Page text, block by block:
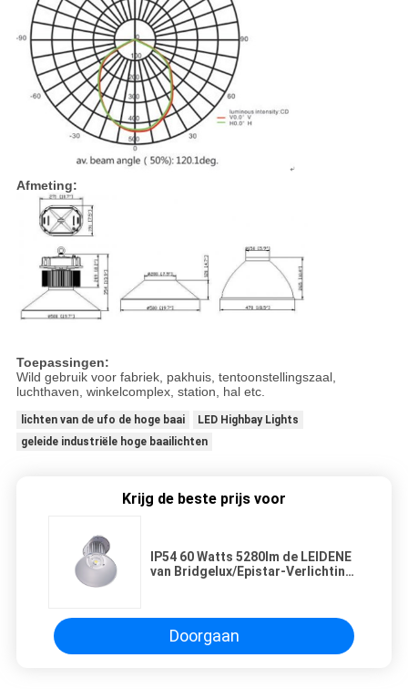
Afmeting:
Toepassingen:
Wild gebruik voor fabriek, pakhuis, tentoonstellingszaal,
luchthaven, winkelcomplex, station, hal etc.
lichten van de ufo de hoge baai
LED Highbay Lights
geleide industriële hoge baailichten
Krijg de beste prijs voor
IP54 60 Watts 5280lm de LEIDENE
van Bridgelux/Epistar-Verlichting
Doorgaan